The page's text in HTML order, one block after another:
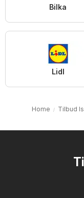
Bilka
Lidl
Home Tilbud